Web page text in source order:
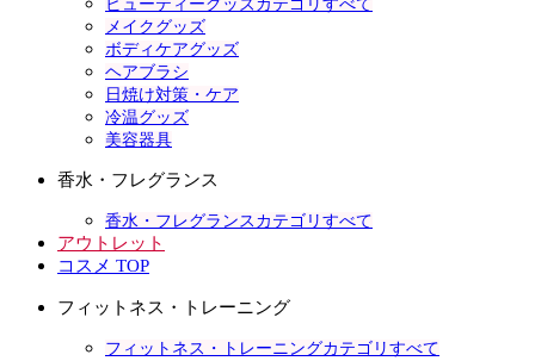
ビューティーグッズカテゴリすべて
メイクグッズ
ボディケアグッズ
ヘアブラシ
日焼け対策・ケア
冷温グッズ
美容器具
香水・フレグランス
香水・フレグランスカテゴリすべて
アウトレット
コスメ TOP
フィットネス・トレーニング
フィットネス・トレーニングカテゴリすべて